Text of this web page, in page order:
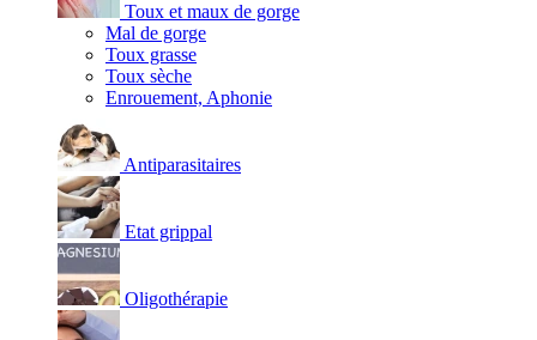
Toux et maux de gorge
Mal de gorge
Toux grasse
Toux sèche
Enrouement, Aphonie
Antiparasitaires
Etat grippal
Oligothérapie